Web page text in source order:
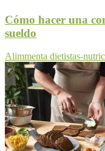
Cómo hacer una
sueldo
Alimmenta dietistas-